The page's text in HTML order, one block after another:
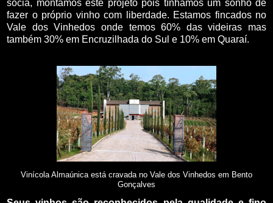
sócia, montamos este projeto pois tínhamos um sonho de
fazer o próprio vinho com liberdade. Estamos fincados no
Vale dos Vinhedos onde temos 60% das videiras mas
também 30% em Encruzilhada do Sul e 10% em Quaraí.
Vinícola Almaúnica está cravada no Vale dos Vinhedos em Bento
Gonçalves